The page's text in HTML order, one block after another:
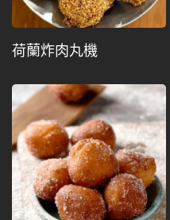
荷蘭炸肉丸機